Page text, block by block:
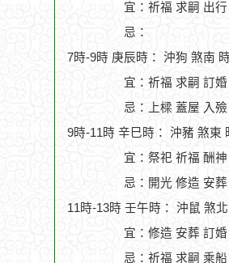
宜：祈福 求嗣 出
忌：
7時-9時 庚辰時： 沖狗 煞南
宜：祈福 求嗣 訂
忌：上樑 蓋屋 入
9時-11時 辛巳時： 沖豬 煞東
宜：祭祀 祈福 酬
忌：開光 修造 安葬
11時-13時 壬午時： 沖鼠 煞
宜：修造 安葬 訂
忌：祈福 求嗣 乘船